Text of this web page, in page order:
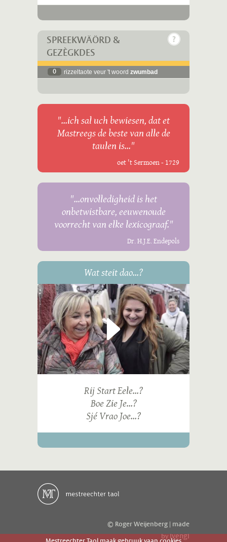
SPREEKWÄÖRD &
GEZÈGKDES
0 rizzeltaote veur 't woord zwumbad
"...ich sal uch bewiesen, dat et
Mastreegs de beste van alle de
taulen is..."
oet 't Sermoen - 1729
"...onvolledigheid is het
onbetwistbare, eeuwenoude
voorrecht van elke lexicograaf."
Dr. H.J.E. Endepols
Wat steit dao...?
Rij Start Eele...?
Boe Zie Je...?
Sjé Vrao Joe...?
© Roger Weijenberg | made
byivengi